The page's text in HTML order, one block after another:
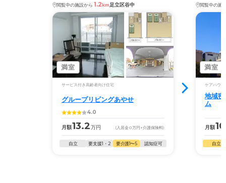
閲覧中の施設から 1.2km足立区谷中
満室
サービス付き高齢者向け住宅
グループリビングあやせ
4.0
月額13.2万円 (入居金0万円 +介護保険料)
自立 要支援1・2 要介護1〜5 認知症可
閲覧中の施
満室
ケアハウス
地域
ム
月額
自立